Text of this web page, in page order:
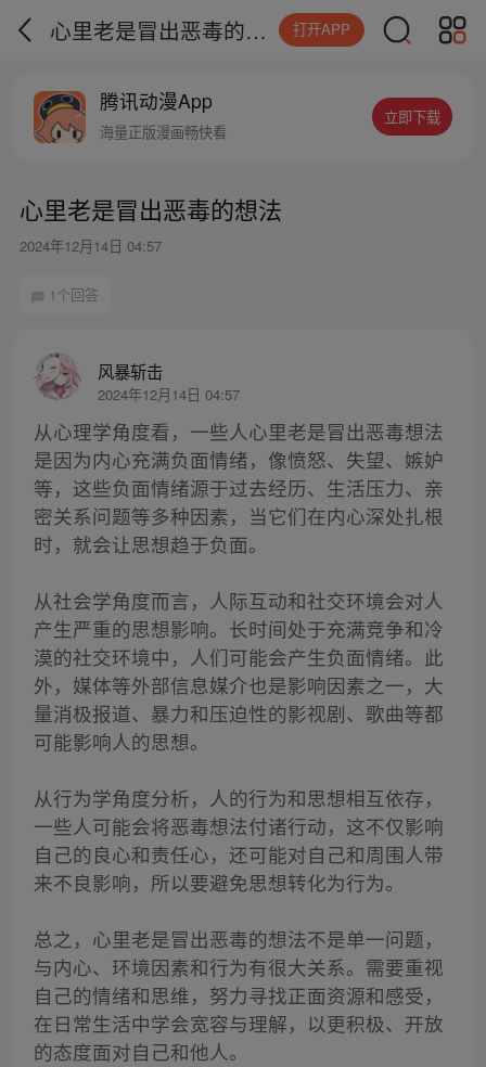
心里老是冒出恶毒的想法 打开APP
腾讯动漫App
海量正版漫画畅快看
立即下载
心里老是冒出恶毒的想法
2024年12月14日 04:57
1个回答
风暴斩击
2024年12月14日 04:57
从心理学角度看，一些人心里老是冒出恶毒想法
是因为内心充满负面情绪，像愤怒、失望、嫉妒
等，这些负面情绪源于过去经历、生活压力、亲
密关系问题等多种因素，当它们在内心深处扎根
时，就会让思想趋于负面。
从社会学角度而言，人际互动和社交环境会对人
产生严重的思想影响。长时间处于充满竞争和冷
漠的社交环境中，人们可能会产生负面情绪。此
外，媒体等外部信息媒介也是影响因素之一，大
量消极报道、暴力和压迫性的影视剧、歌曲等都
可能影响人的思想。
从行为学角度分析，人的行为和思想相互依存，
一些人可能会将恶毒想法付诸行动，这不仅影响
自己的良心和责任心，还可能对自己和周围人带
来不良影响，所以要避免思想转化为行为。
总之，心里老是冒出恶毒的想法不是单一问题，
与内心、环境因素和行为有很大关系。需要重视
自己的情绪和思维，努力寻找正面资源和感受，
在日常生活中学会宽容与理解，以更积极、开放
的态度面对自己和他人。